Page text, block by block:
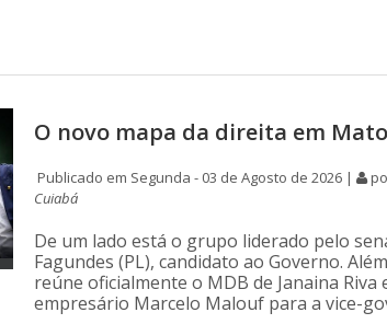
O novo mapa da direita em
Publicado em Segunda - 03 de Agosto de 2026 |
Cuiabá
De um lado está o grupo liderado pelo
Fagundes (PL), candidato ao Governo.
reúne oficialmente o MDB de Janaina Riva
empresário Marcelo Malouf para a vice-